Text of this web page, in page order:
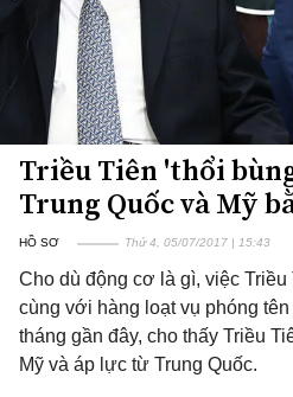
Triều Tiên 'thổi
Trung Quốc và Mỹ
HỒ SƠ Thứ 4, 05/07/2017 | 15:43
Cho dù động cơ là gì, việc
cùng với hàng loạt vụ phóng
tháng gần đây, cho thấy Triều
Mỹ và áp lực từ Trung Quốc.